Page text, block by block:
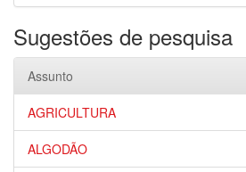
Sugestões de pesquisa
Assunto
AGRICULTURA
ALGODÃO